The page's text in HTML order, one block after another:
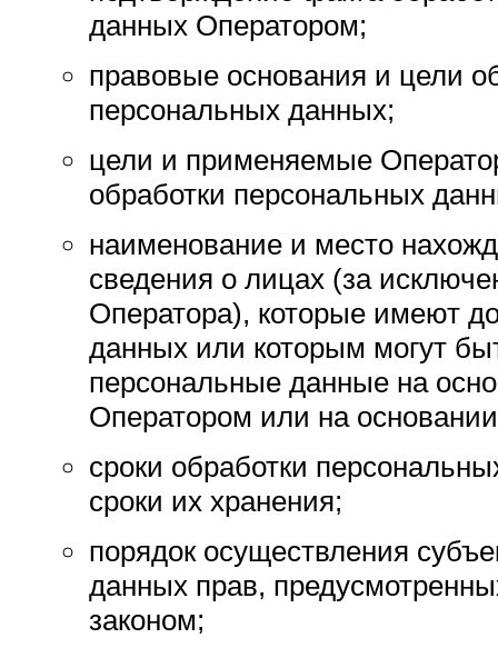
данных Оператором;
правовые основания и цели
персональных данных;
цели и применяемые
обработки персональных
наименование и место
сведения о лицах (за
Оператора), которые имеют
данных или которым могут
персональные данные на
Оператором или на
сроки обработки
сроки их хранения;
порядок осуществления
данных прав,
законом;